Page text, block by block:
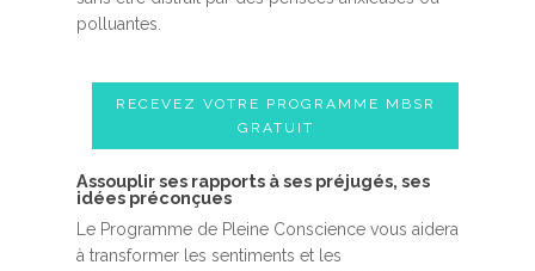
polluantes.
RECEVEZ VOTRE PROGRAMME MBSR
GRATUIT
Assouplir ses rapports à ses préjugés, ses
idées préconçues
Le Programme de Pleine Conscience vous aidera
à transformer les sentiments et les